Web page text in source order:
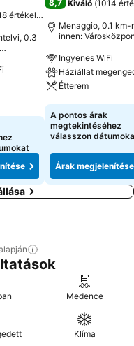
értékelés
0.3
8,7 Kiváló (1014
Menaggio, 0.1 km-
innen:
Ingyenes WiFi
Háziállat
Étterem
Árak
A pontos árak
megtekintéséhez
válasszon
Árak megjelenítése
Medence
Klíma